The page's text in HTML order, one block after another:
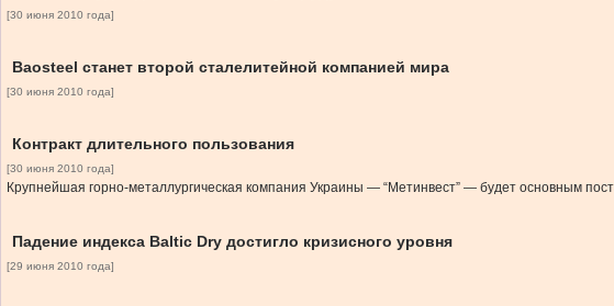
[30 июня 2010 года]
Baosteel станет второй сталелитейной компанией мира
[30 июня 2010 года]
Контракт длительного пользования
[30 июня 2010 года]
Крупнейшая горно-металлургическая компания Украины — “Метинвест” — будет основным
Падение индекса Baltic Dry достигло кризисного уровня
[29 июня 2010 года]